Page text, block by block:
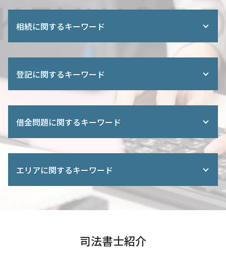
相続に関するキーワード
終活 相談 司法書士
検認 遺言書
不動産 名義変更 時間
遺産 使い込み
遺産 相続 生前
遺留分侵害額 請求
相続登記 義務化
遺産 相続 話し合い
相続 公正証書 効力
土地 相続 孫
登記に関するキーワード
商業登記簿
所有権 保存 登記
建物表題登記
法務局 商業登記
土地 司法書士
不動産 共有名義 死亡
商業 登記簿 謄本 オンライン
借金問題に関するキーワード
任意整理 住宅ローン
借金 債務整理 悩み 借金相談
借金 減らす 債務整理
債務弁済協定 調停
特定調停 裁判所
司法書士 債務整理
エリアに関するキーワード
自己破産 川口市 司法書士 相談
相続 さいたま市 司法書士 相談
会社設立 さいたま市 司法書士 相談
司法書士紹介